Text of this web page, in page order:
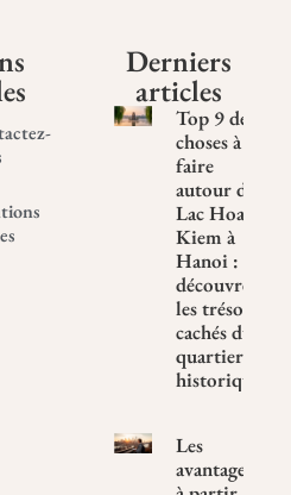
Derniers
articles
Top 9 des
choses à
faire
autour du
Lac Hoan
Kiem à
Hanoi :
découvrez
les trésors
cachés du
quartier
historique
Les
avantages